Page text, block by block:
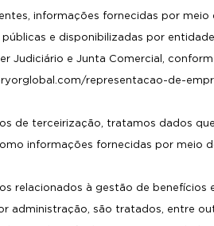
informações fornecidas por
e disponibilizadas por
Judiciário e Junta Comercial,
representacao-de-
de terceirização, tratamos dados
informações fornecidas por meio
relacionados à gestão de benefícios
administração, são tratados, entre